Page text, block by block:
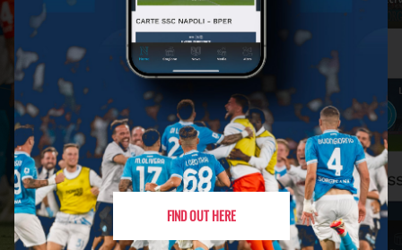
FIND OUT HERE